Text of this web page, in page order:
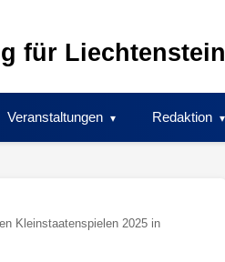
für Liechtenstein
Veranstaltungen Redaktion
Kleinstaatenspielen 2025 in